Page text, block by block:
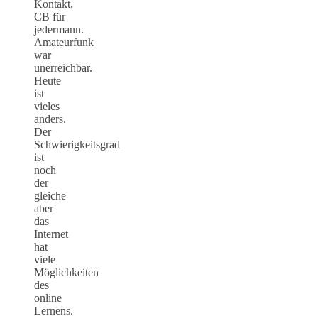
Kontakt.
CB für
jedermann.
Amateurfunk
war
unerreichbar.
Heute
ist
vieles
anders.
Der
Schwierigkeitsgrad
ist
noch
der
gleiche
aber
das
Internet
hat
viele
Möglichkeiten
des
online
Lernens.